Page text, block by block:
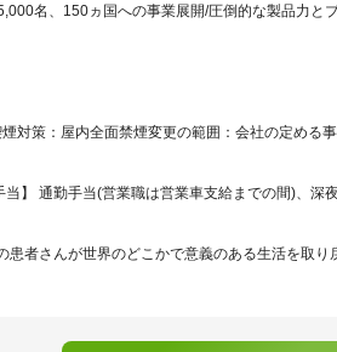
名、150ヵ国への事業展開/圧倒的な製品力と
対策：屋内全面禁煙変更の範囲：会社の定める
】 通勤手当(営業職は営業車支給までの間)、深
者さんが世界のどこかで意義のある生活を取り